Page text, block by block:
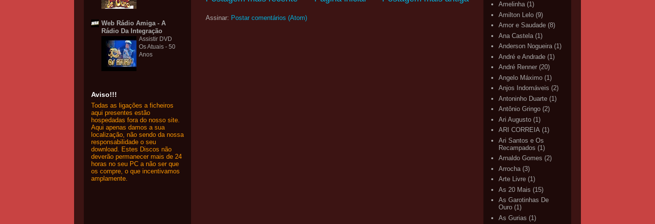
Assinar: Postar comentários (Atom)
Web Rádio Amiga - A
Rádio Da Integração
Assistir DVD
Os Atuais - 50
Anos
Aviso!!!
Todas as ligações a ficheiros
aqui presentes estão
hospedadas fora do nosso site.
Aqui apenas damos a sua
localização, não sendo da nossa
responsabilidade o seu
download. Estes Discos não
deverão permanecer mais de 24
horas no seu PC a não ser que
os compre, o que incentivamos
amplamente.
Amelinha (1)
Amilton Lelo (9)
Amor e Saudade (8)
Ana Castela (1)
Anderson Nogueira (1)
André e Andrade (1)
André Renner (20)
Angelo Máximo (1)
Anjos Indomáveis (2)
Antoninho Duarte (1)
Antônio Gringo (2)
Ari Augusto (1)
ARI CORREIA (1)
Ari Santos e Os
Recampados (1)
Arnaldo Gomes (2)
Arrocha (3)
Arte Livre (1)
As 20 Mais (15)
As Garotinhas De
Ouro (1)
As Gurias (1)